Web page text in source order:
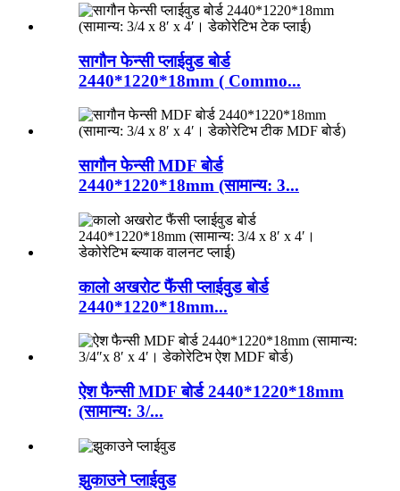
सागौन फेन्सी प्लाईवुड बोर्ड
2440*1220*18mm ( Commo...
सागौन फेन्सी MDF बोर्ड
2440*1220*18mm (सामान्य: 3...
कालो अखरोट फैंसी प्लाईवुड बोर्ड
2440*1220*18mm...
ऐश फैन्सी MDF बोर्ड 2440*1220*18mm
(सामान्य: 3/...
झुकाउने प्लाईवुड